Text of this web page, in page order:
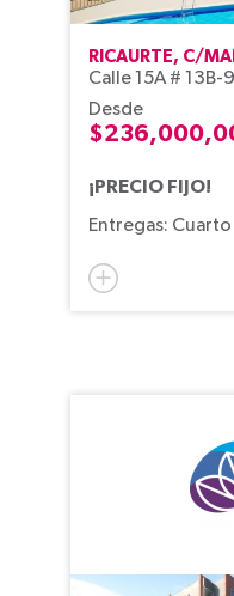
RICAURTE, C/
Calle 15A # 13B-
Desde
¡PRECIO FIJO!
Entregas: